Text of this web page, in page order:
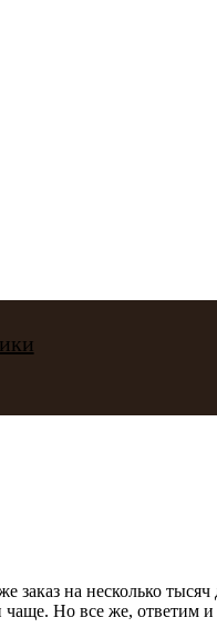
на несколько
Но все же, ответим